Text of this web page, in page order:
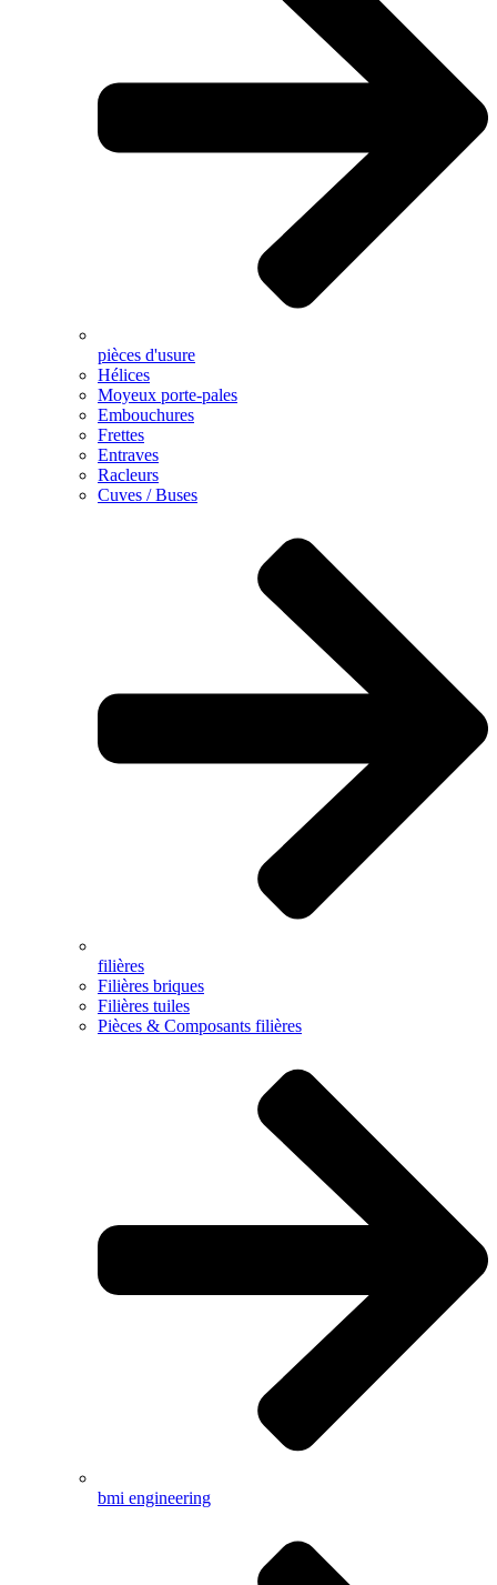
pièces d'usure
Hélices
Moyeux porte-pales
Embouchures
Frettes
Entraves
Racleurs
Cuves / Buses
filières
Filières briques
Filières tuiles
Pièces & Composants filières
bmi engineering